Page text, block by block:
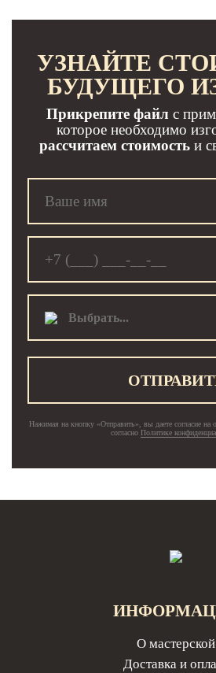
УЗНАЙТЕ
БУДУЩЕГО
Прикрепите файл с
которое необходимо
рассчитаем стоимостьи
Выбрать...
Нажимая на кнопку «Отправить», вы даете согласие на
согласно Политике
О мастерской
Доставка и